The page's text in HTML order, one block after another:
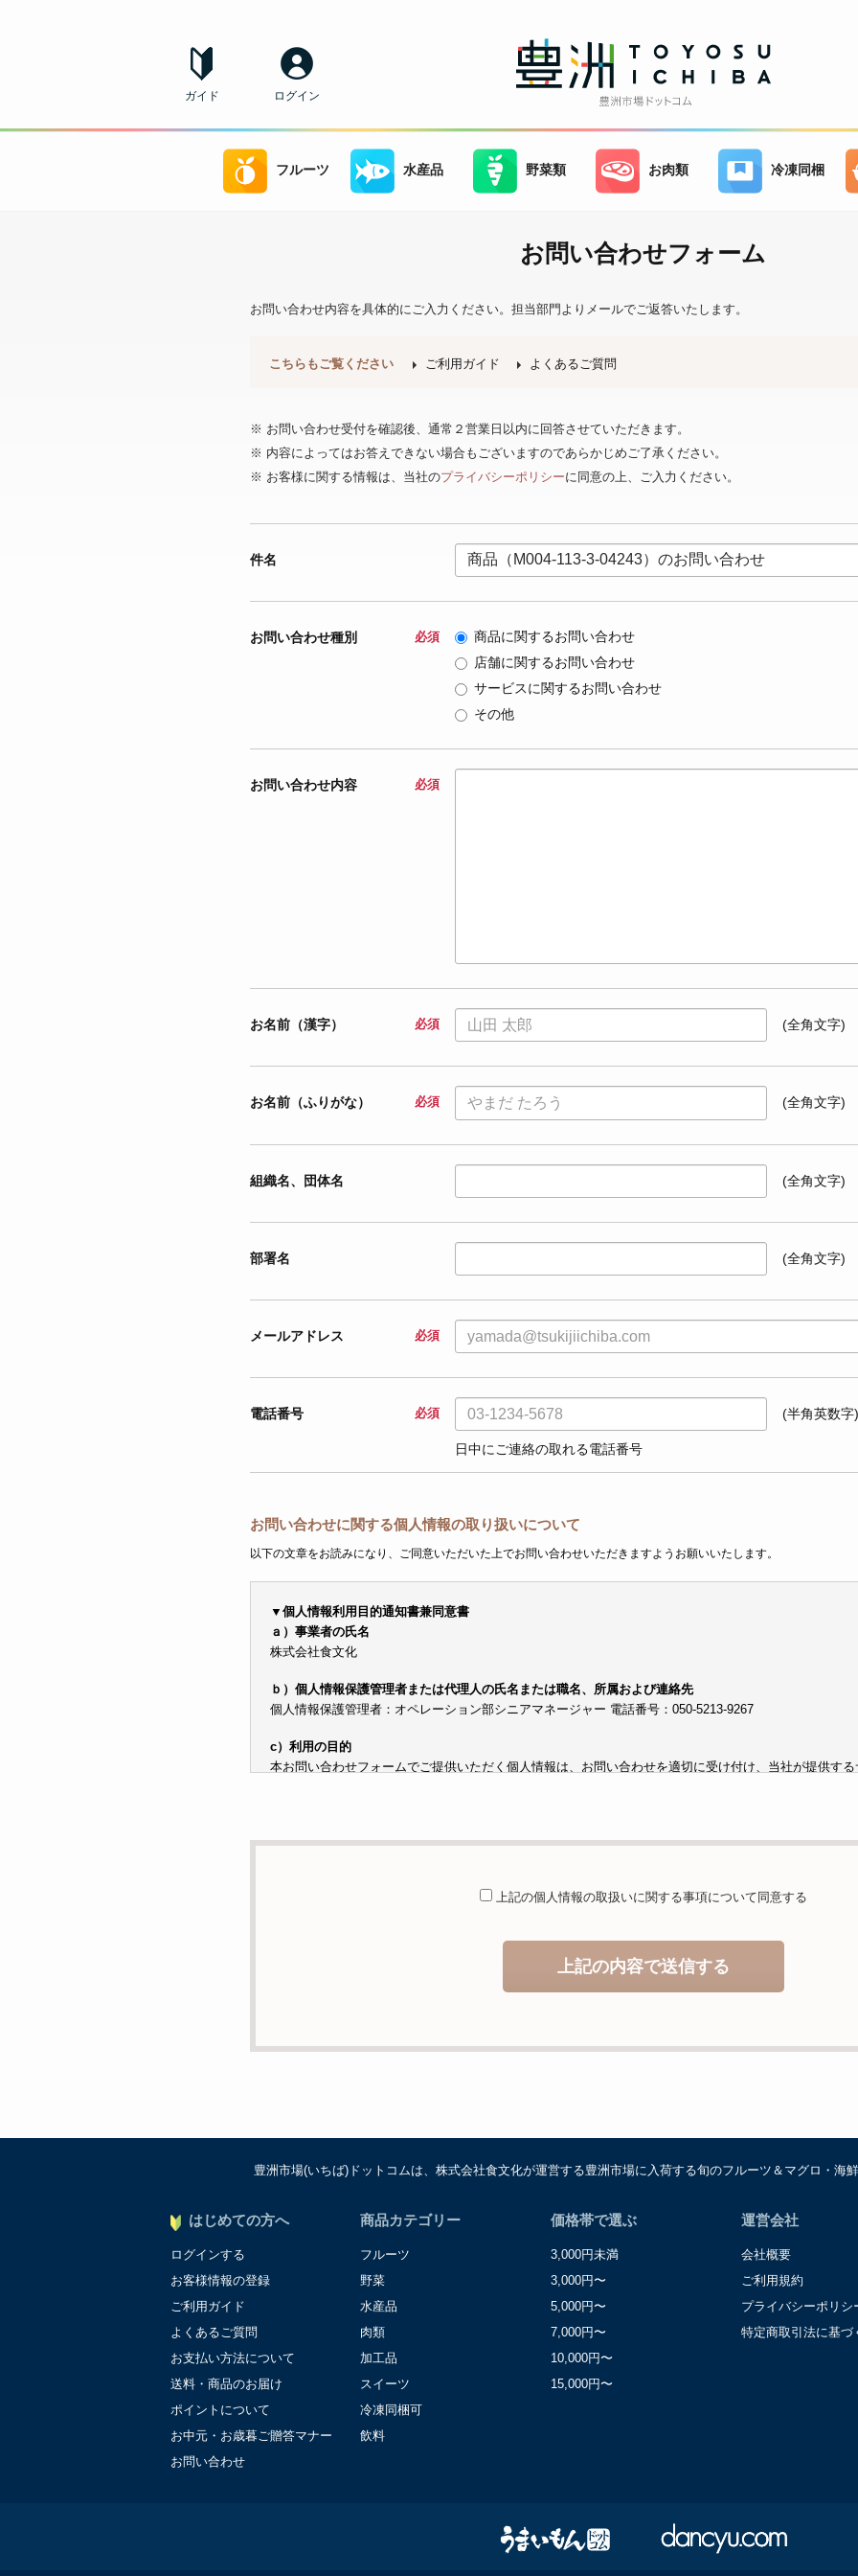
ガイド ログイン
フルーツ 水産品 野菜類 お肉類 冷凍同梱
お問い合わせフォーム
お問い合わせ内容を具体的にご入力ください。担当部門よりメールでご返答いたします。
こちらもご覧ください ご利用ガイド よくあるご質問
※ お問い合わせ受付を確認後、通常２営業日以内に回答させていただきます。
※ 内容によってはお答えできない場合もございますのであらかじめご了承ください。
※ お客様に関する情報は、当社のプライバシーポリシーに同意の上、ご入力ください。
件名
お問い合わせ種別 必須
商品に関するお問い合わせ
店舗に関するお問い合わせ
サービスに関するお問い合わせ
その他
お問い合わせ内容 必須
お名前（漢字） 必須 (全角文字)
お名前（ふりがな） 必須 (全角文字)
組織名、団体名 (全角文字)
部署名 (全角文字)
メールアドレス 必須
電話番号 必須
日中にご連絡の取れる電話番号
(半角英数字)
お問い合わせに関する個人情報の取り扱いについて
以下の文章をお読みになり、ご同意いただいた上でお問い合わせいただきますようお願いいたします。
▼個人情報利用目的通知書兼同意書
ａ）事業者の氏名
株式会社食文化
ｂ）個人情報保護管理者または代理人の氏名または職名、所属および連絡先
個人情報保護管理者：オペレーション部シニアマネージャー 電話番号：050-5213-9267
c）利用の目的
本お問い合わせフォームでご提供いただく個人情報は、お問い合わせを適切に受け付け、当社が提供す
本人の同意がある場合または法令に基づく場合を除き、取得した個人情報を第三者に提供することはあ
個人情報について当社が個人情報保護管理体制について一定の水準に達していると認めた委託者に業務委
f）開示対象個人情報の開示等および問合せ窓口について
ご本人からの求めにより、当社が保有する開示対象個人情報の利用目的の通知・開示・内容の訂正・追加
には、お客様のお名前、ご住所、電話番号、電子メールアドレスなど、お客様を特定する個人情報は一
個人情報に関する問合わせ窓口
〒106-0044 東京都港区東麻布一丁目２７番１号 東麻布食文化ビル４階
ＦＡＸ：047-401-6847
上記の個人情報の取扱いに関する事項について同意する
上記の内容で送信する
豊洲市場(いちば)ドットコムは、株式会社食文化が運営する豊洲市場に入荷する旬のフルーツ＆マグロ・海
はじめての方へ
ログインする
お客様情報の登録
ご利用ガイド
よくあるご質問
お支払い方法について
送料・商品のお届け
ポイントについて
お中元・お歳暮ご贈答マナー
お問い合わせ
商品カテゴリー
フルーツ
野菜
水産品
肉類
加工品
スイーツ
冷凍同梱可
飲料
価格帯で選ぶ
3,000円未満
3,000円〜
5,000円〜
7,000円〜
10,000円〜
15,000円〜
運営会社
会社概要
ご利用規約
プライバシーポリシ
特定商取引法に基づ